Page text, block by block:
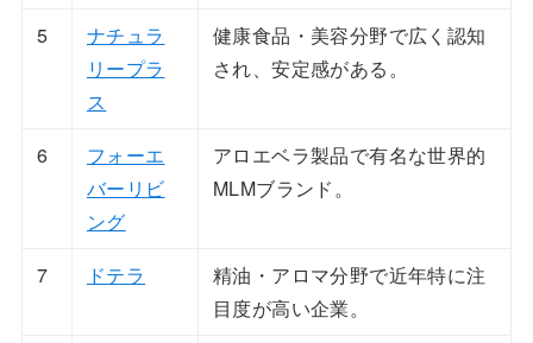
5
ナチュラ
リープラ
ス
健康食品・美容分野で広く認知
され、安定感がある。
6
フォーエ
バーリビ
ング
アロエベラ製品で有名な世界的
MLMブランド。
7 ドテラ
精油・アロマ分野で近年特に注
目度が高い企業。